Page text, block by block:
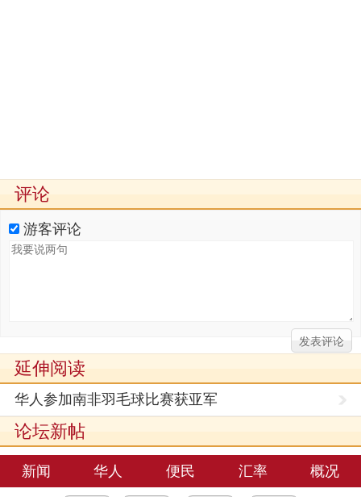
评论
游客评论
延伸阅读
华人参加南非羽毛球比赛获亚军
论坛新帖
新闻 华人 便民 汇率 概况